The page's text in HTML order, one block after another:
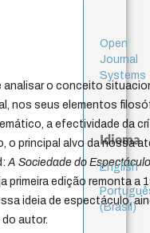
analisar o conceito
nos seus elementos
a efectividade da
o principal alvo da nossa
A Sociedade do
primeira edição remonta a
ideia de espectáculo,
autor.
Open
Journal
Systems
Idioma
English
(Brasil)